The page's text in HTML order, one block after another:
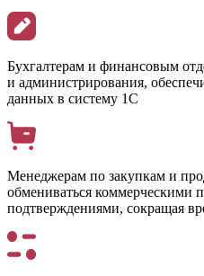
Бухгалтерам и финансовым
и администрирования,
данных в систему 1С
Менеджерам по закупкам и
обмениваться коммерческими
подтверждениями, сокращая